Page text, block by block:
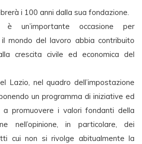
i 100 anni dalla sua fondazione.
un’importante occasione per
mondo del lavoro abbia contribuito
crescita civile ed economica del
Lazio, nel quadro dell’impostazione
un programma di iniziative ed
a promuovere i valori fondanti della
nell’opinione, in particolare, dei
cui non si rivolge abitualmente la